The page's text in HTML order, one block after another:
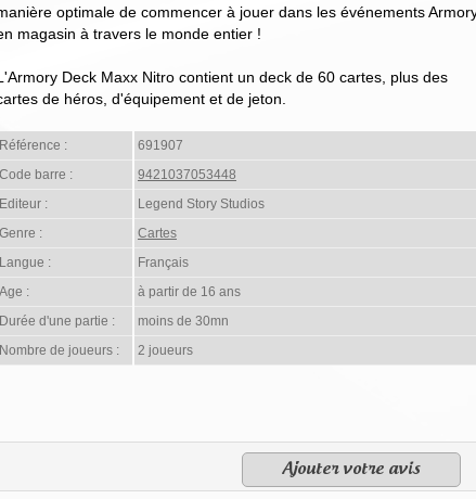
optimale de commencer à jouer dans les événements
magasin à travers le monde entier !
Deck Maxx Nitro contient un deck de 60 cartes, plus des
de héros, d'équipement et de jeton.
Référence :
691907
Code barre :
9421037053448
Editeur :
Legend Story Studios
Genre :
Cartes
Langue :
Français
Age :
à partir de 16 ans
Durée d'une partie :
moins de 30mn
Nombre de joueurs :
2 joueurs
Ajouter votre avis